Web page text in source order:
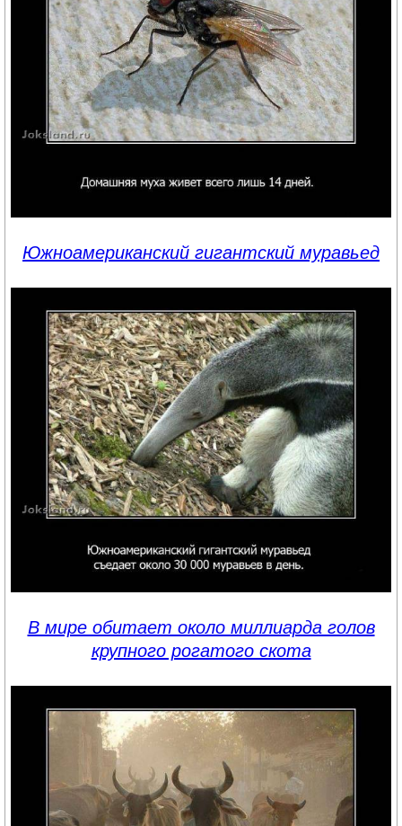
Южноамериканский гигантский муравьед
В мире обитает около миллиарда голов
крупного рогатого скота